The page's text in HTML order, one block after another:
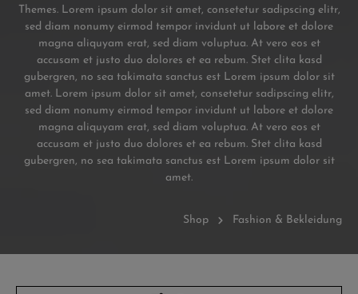
Themes. Lorem ipsum dolor sit amet, consetetur sadipscing elitr,
sed diam nonumy eirmod tempor invidunt ut labore et dolore
magna aliquyam erat, sed diam voluptua. At vero eos et
accusam et justo duo dolores et ea rebum. Stet clita kasd
gubergren, no sea takimata sanctus est Lorem ipsum dolor sit
amet. Lorem ipsum dolor sit amet, consetetur sadipscing elitr,
sed diam nonumy eirmod tempor invidunt ut labore et dolore
magna aliquyam erat, sed diam voluptua. At vero eos et
accusam et justo duo dolores et ea rebum. Stet clita kasd
gubergren, no sea takimata sanctus est Lorem ipsum dolor sit
amet.
Shop Fashion & Bekleidung